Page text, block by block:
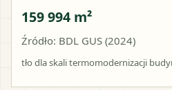
159 994 m²
Źródło: BDL GUS (2024)
tło dla skali termomodernizacji